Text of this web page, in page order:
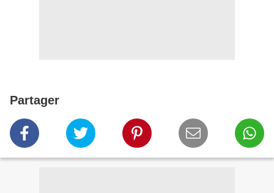
Partager